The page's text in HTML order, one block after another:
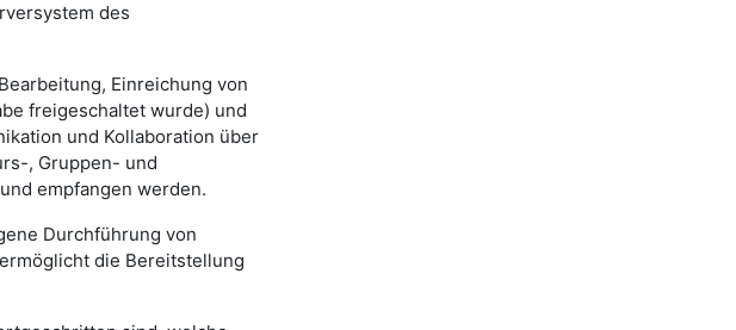
des
Einreichung von
freigeschaltet wurde) und
und Kollaboration über
, Gruppen- und
empfangen werden.
Durchführung von
die Bereitstellung